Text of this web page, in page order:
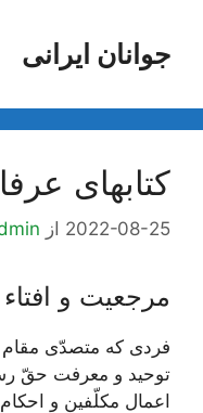
محتواجوانان ایرانی
کتابهای
2022-08-25 از
مرجعیت و افتاء
فردى كه متصدّى مقام
توحيد و معرفت حقّ
اعمال مكلّفين و